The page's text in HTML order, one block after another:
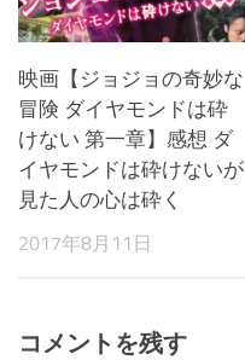
映画【ジョジョの奇妙な
冒険 ダイヤモンドは砕
けない 第一章】感想 ダ
イヤモンドは砕けないが
見た人の心は砕く
2017年8月11日
コメントを残す